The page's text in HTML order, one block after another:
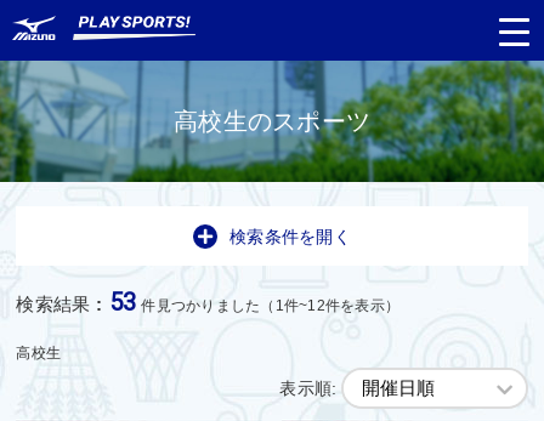
都道府県から探す
高校生のスポーツ
検索条件を開く
検索結果 : 53 件見つかりました（1件~12件を表示）
高校生
表示順: